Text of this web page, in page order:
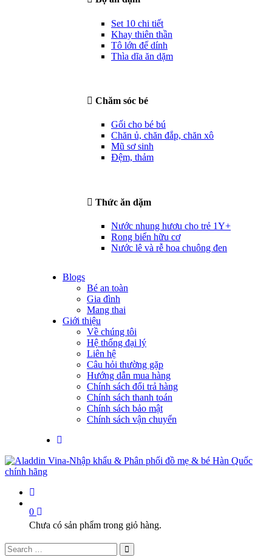
Set 10 chi tiết
Khay thiên thần
Tô lớn đế dính
Thìa dĩa ăn dặm
Chăm sóc bé
Gối cho bé bú
Chăn ủ, chăn đắp, chăn xô
Mũ sơ sinh
Đệm, thảm
Thức ăn dặm
Nước nhung hươu cho trẻ 1Y+
Rong biển hữu cơ
Nước lê và rễ hoa chuông đen
Blogs
Bé an toàn
Gia đình
Mang thai
Giới thiệu
Về chúng tôi
Hệ thống đại lý
Liên hệ
Câu hỏi thường gặp
Hướng dẫn mua hàng
Chính sách đổi trả hàng
Chính sách thanh toán
Chính sách bảo mật
Chính sách vận chuyển
0
Chưa có sản phẩm trong giỏ hàng.